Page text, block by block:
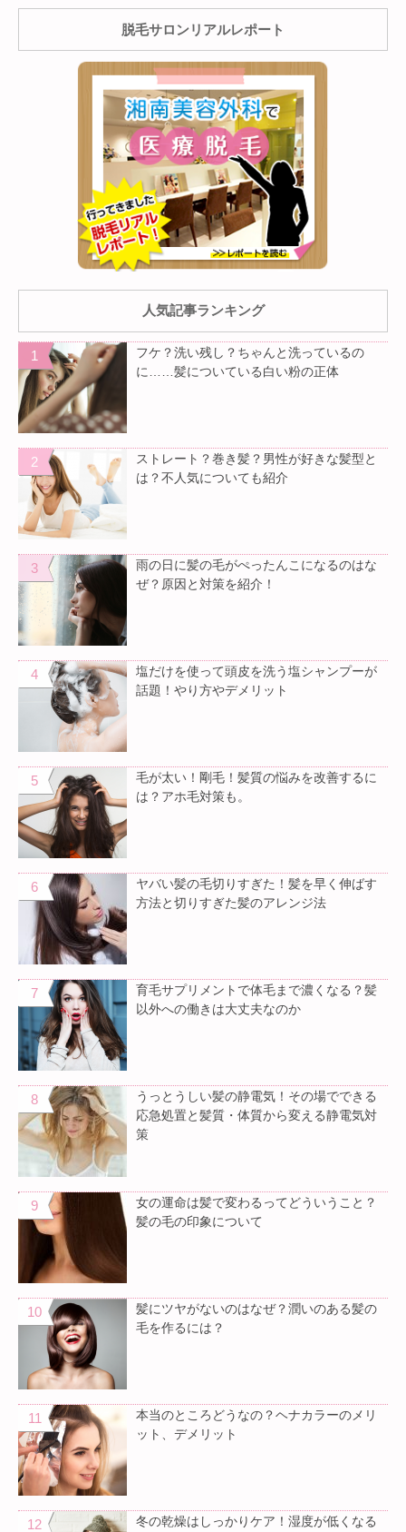
脱毛サロンリアルレポート
人気記事ランキング
フケ？洗い残し？ちゃんと洗っているの
に……髪についている白い粉の正体
ストレート？巻き髪？男性が好きな髪型と
は？不人気についても紹介
雨の日に髪の毛がぺったんこになるのはな
ぜ？原因と対策を紹介！
塩だけを使って頭皮を洗う塩シャンプーが
話題！やり方やデメリット
毛が太い！剛毛！髪質の悩みを改善するに
は？アホ毛対策も。
ヤバい髪の毛切りすぎた！髪を早く伸ばす
方法と切りすぎた髪のアレンジ法
育毛サプリメントで体毛まで濃くなる？髪
以外への働きは大丈夫なのか
うっとうしい髪の静電気！その場でできる
応急処置と髪質・体質から変える静電気対
策
女の運命は髪で変わるってどういうこと？
髪の毛の印象について
髪にツヤがないのはなぜ？潤いのある髪の
毛を作るには？
本当のところどうなの？ヘナカラーのメリ
ット、デメリット
冬の乾燥はしっかりケア！湿度が低くなる